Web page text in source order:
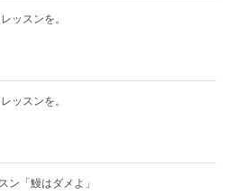
ッスンを。
ッスンを。
ン「鰻はダメよ」